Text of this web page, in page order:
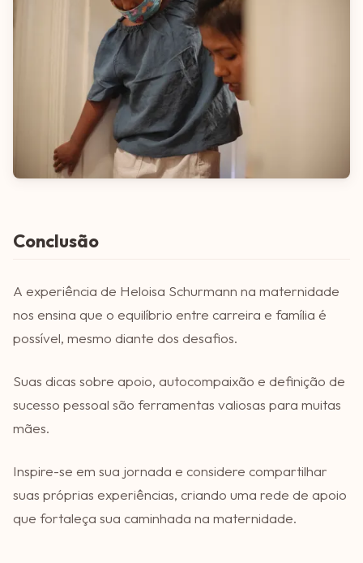
Conclusão
A experiência de Heloisa Schurmann na maternidade
nos ensina que o equilíbrio entre carreira e família é
possível, mesmo diante dos desafios.
Suas dicas sobre apoio, autocompaixão e definição de
sucesso pessoal são ferramentas valiosas para muitas
mães.
Inspire-se em sua jornada e considere compartilhar
suas próprias experiências, criando uma rede de apoio
que fortaleça sua caminhada na maternidade.